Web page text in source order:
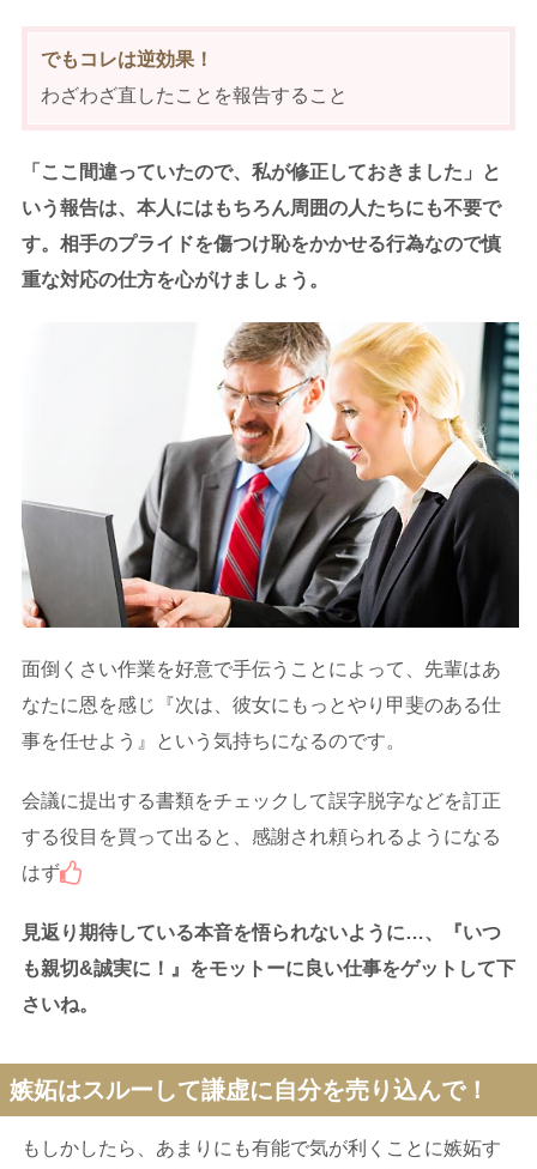
でもコレは逆効果！
わざわざ直したことを報告すること
「ここ間違っていたので、私が修正しておきました」と
いう報告は、本人にはもちろん周囲の人たちにも不要で
す。相手のプライドを傷つけ恥をかかせる行為なので慎
重な対応の仕方を心がけましょう。
面倒くさい作業を好意で手伝うことによって、先輩はあ
なたに恩を感じ『次は、彼女にもっとやり甲斐のある仕
事を任せよう』という気持ちになるのです。
会議に提出する書類をチェックして誤字脱字などを訂正
する役目を買って出ると、感謝され頼られるようになる
はず
見返り期待している本音を悟られないように…、『いつ
も親切&誠実に！』をモットーに良い仕事をゲットして下
さいね。
嫉妬はスルーして謙虚に自分を売り込んで！
もしかしたら、あまりにも有能で気が利くことに嫉妬す